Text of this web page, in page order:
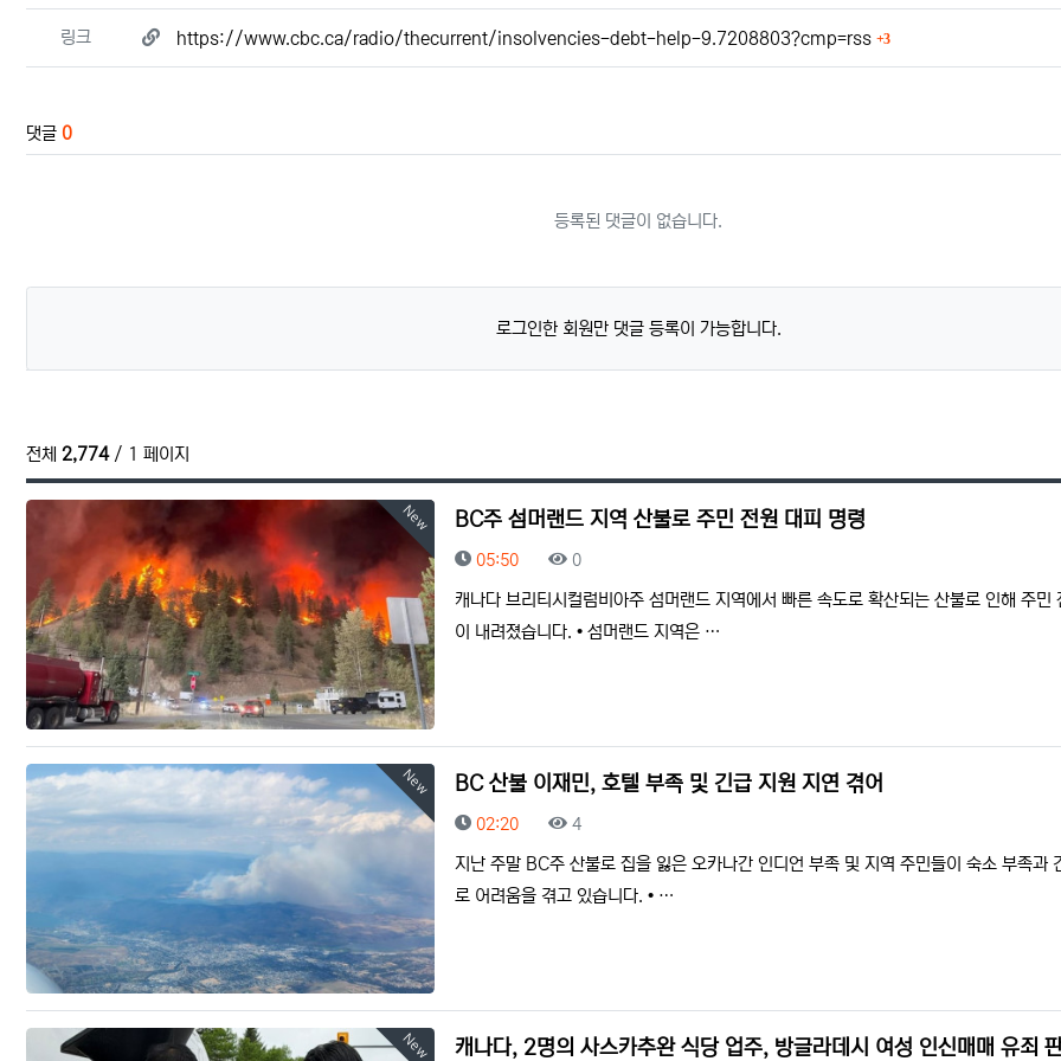
관련자료
링크 https://www.cbc.ca/radio/thecurrent/insolvencies-debt-help-9.7208803?cmp=rss 3회 연결
댓글 0
등록된 댓글이 없습니다.
로그인한 회원만 댓글 등록이 가능합니다.
전체 2,774/ 1 페이지
New BC주 섬머랜드 지역 산불로 주민 전원 대피 명령
등록일
05:50 조회
0
캐나다 브리티시컬럼비아주 섬머랜드 지역에서 빠른 속도로 확산되는 산불로 인해 주민
이 내려졌습니다. • 섬머랜드 지역은 …
New BC 산불 이재민, 호텔 부족 및 긴급 지원 지연 겪어
등록일
02:20 조회
4
지난 주말 BC주 산불로 집을 잃은 오카나간 인디언 부족 및 지역 주민들이 숙소 부족과
로 어려움을 겪고 있습니다. • …
New 캐나다, 2명의 사스카추완 식당 업주, 방글라데시 여성 인신매매 유죄